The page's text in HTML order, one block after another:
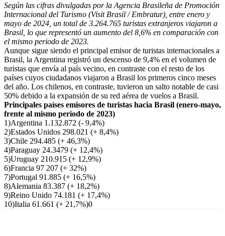
Según las cifras divulgadas por la Agencia Brasileña de Promoción
Internacional del Turismo (Visit Brasil / Embratur), entre enero y
mayo de 2024, un total de 3.264.765 turistas extranjeros viajaron a
Brasil, lo que representó un aumento del 8,6% en comparación con
el mismo periodo de 2023.
Aunque sigue siendo el principal emisor de turistas internacionales a
Brasil, la Argentina registró un descenso de 9,4% en el volumen de
turistas que envía al país vecino, en contraste con el resto de los
países cuyos ciudadanos viajaron a Brasil los primeros cinco meses
del año. Los chilenos, en contraste, tuvieron un salto notable de casi
50% debido a la expansión de su red aérea de vuelos a Brasil.
Principales países emisores de turistas hacia Brasil (enero-mayo,
frente al mismo periodo de 2023)
1)Argentina 1.132.872 (- 9,4%)
2)Estados Unidos 298.021 (+ 8,4%)
3)Chile 294.485 (+ 46,3%)
4)Paraguay 24.3479 (+ 12,4%)
5)Uruguay 210.915 (+ 12,9%)
6)Francia 97 207 (+ 32%)
7)Portugal 91.885 (+ 16,5%)
8)Alemania 83.387 (+ 18,2%)
9)Reino Unido 74.181 (+ 17,4%)
10)Italia 61.661 (+ 21,7%)0